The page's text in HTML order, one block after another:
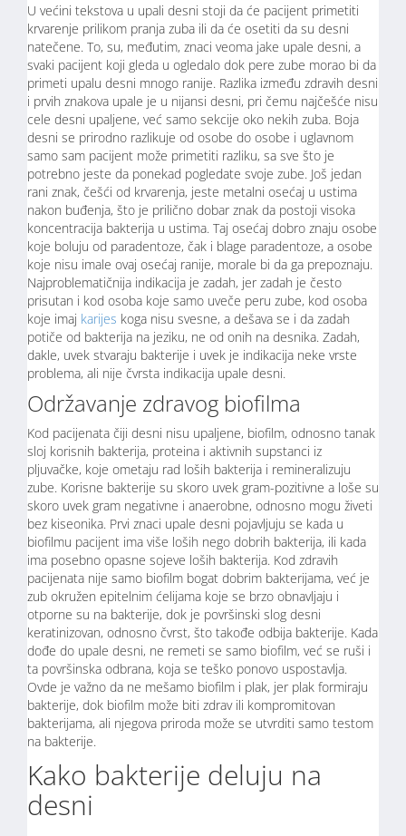
U većini tekstova u upali desni stoji da će pacijent primetiti
krvarenje prilikom pranja zuba ili da će osetiti da su desni
natečene. To, su, međutim, znaci veoma jake upale desni, a
svaki pacijent koji gleda u ogledalo dok pere zube morao bi da
primeti upalu desni mnogo ranije. Razlika između zdravih desni
i prvih znakova upale je u nijansi desni, pri čemu najčešće nisu
cele desni upaljene, već samo sekcije oko nekih zuba. Boja
desni se prirodno razlikuje od osobe do osobe i uglavnom
samo sam pacijent može primetiti razliku, sa sve što je
potrebno jeste da ponekad pogledate svoje zube. Još jedan
rani znak, češći od krvarenja, jeste metalni osećaj u ustima
nakon buđenja, što je prilično dobar znak da postoji visoka
koncentracija bakterija u ustima. Taj osećaj dobro znaju osobe
koje boluju od paradentoze, čak i blage paradentoze, a osobe
koje nisu imale ovaj osećaj ranije, morale bi da ga prepoznaju.
Najproblematičnija indikacija je zadah, jer zadah je često
prisutan i kod osoba koje samo uveče peru zube, kod osoba
koje imaj karijes koga nisu svesne, a dešava se i da zadah
potiče od bakterija na jeziku, ne od onih na desnika. Zadah,
dakle, uvek stvaraju bakterije i uvek je indikacija neke vrste
problema, ali nije čvrsta indikacija upale desni.
Održavanje zdravog biofilma
Kod pacijenata čiji desni nisu upaljene, biofilm, odnosno tanak
sloj korisnih bakterija, proteina i aktivnih supstanci iz
pljuvačke, koje ometaju rad loših bakterija i remineralizuju
zube. Korisne bakterije su skoro uvek gram-pozitivne a loše su
skoro uvek gram negativne i anaerobne, odnosno mogu živeti
bez kiseonika. Prvi znaci upale desni pojavljuju se kada u
biofilmu pacijent ima više loših nego dobrih bakterija, ili kada
ima posebno opasne sojeve loših bakterija. Kod zdravih
pacijenata nije samo biofilm bogat dobrim bakterijama, već je
zub okružen epitelnim ćelijama koje se brzo obnavljaju i
otporne su na bakterije, dok je površinski slog desni
keratinizovan, odnosno čvrst, što takođe odbija bakterije. Kada
dođe do upale desni, ne remeti se samo biofilm, već se ruši i
ta površinska odbrana, koja se teško ponovo uspostavlja.
Ovde je važno da ne mešamo biofilm i plak, jer plak formiraju
bakterije, dok biofilm može biti zdrav ili kompromitovan
bakterijama, ali njegova priroda može se utvrditi samo testom
na bakterije.
Kako bakterije deluju na
desni